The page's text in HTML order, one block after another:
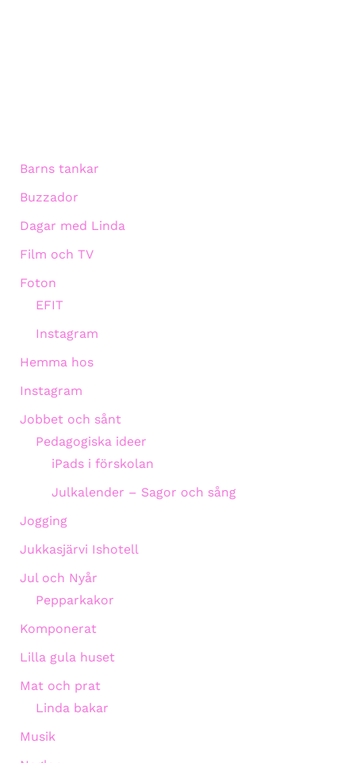
Barns tankar
Buzzador
Dagar med Linda
Film och TV
Foton
EFIT
Instagram
Hemma hos
Instagram
Jobbet och sånt
Pedagogiska ideer
iPads i förskolan
Julkalender – Sagor och sång
Jogging
Jukkasjärvi Ishotell
Jul och Nyår
Pepparkakor
Komponerat
Lilla gula huset
Mat och prat
Linda bakar
Musik